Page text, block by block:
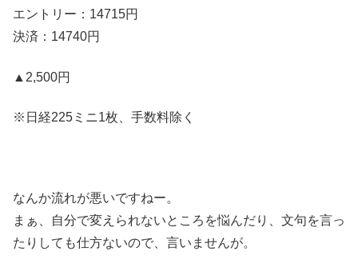
エントリー：14715円
決済：14740円
▲2,500円
※日経225ミニ1枚、手数料除く
なんか流れが悪いですねー。
まぁ、自分で変えられないところを悩んだり、文句を言っ
たりしても仕方ないので、言いませんが。